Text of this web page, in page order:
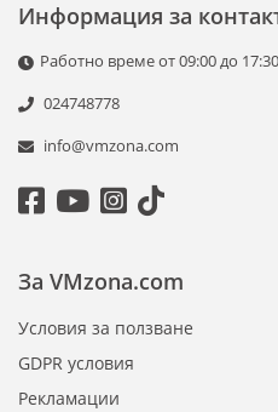
Информация за
Работно време от 09:00 до
024748778
info@vmzona.com
За VMzona.com
Условия за ползване
GDPR условия
Рекламации